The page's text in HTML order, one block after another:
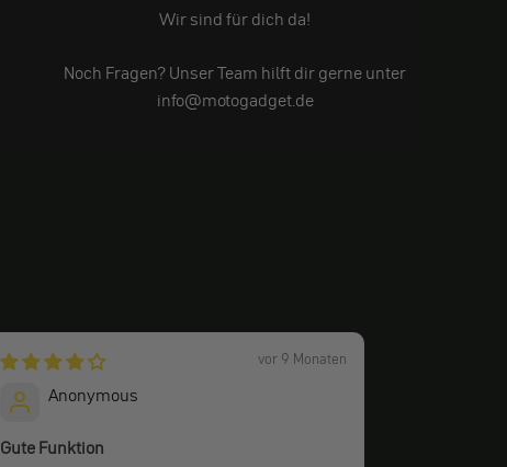
Wir sind für dich da!
Noch Fragen? Unser Team hilft dir gerne unter
info@motogadget.de
vor 9 Monaten
Anonymous
Gute Funktion